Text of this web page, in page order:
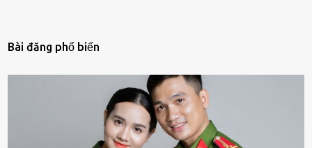
Bài đăng phổ biến